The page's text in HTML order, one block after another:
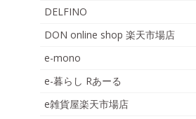
DELFINO
DON online shop 楽天市場店
e-mono
e-暮らし Rあーる
e雑貨屋楽天市場店